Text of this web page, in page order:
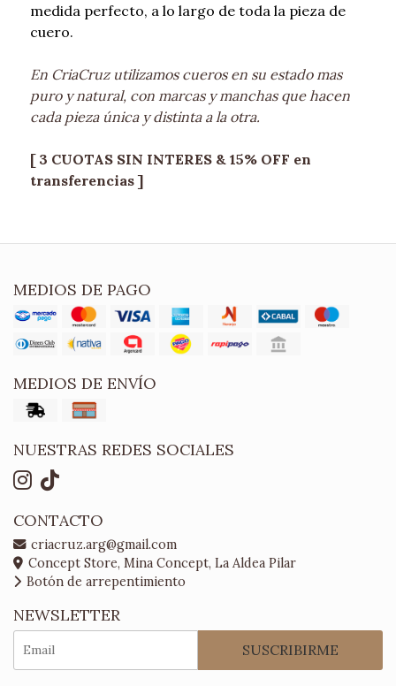
medida perfecto, a lo largo de toda la pieza de
cuero.
En CriaCruz utilizamos cueros en su estado mas
puro y natural, con marcas y manchas que hacen
cada pieza única y distinta a la otra.
[ 3 CUOTAS SIN INTERES & 15% OFF en
transferencias ]
MEDIOS DE PAGO
MEDIOS DE ENVÍO
NUESTRAS REDES SOCIALES
CONTACTO
criacruz.arg@gmail.com
Concept Store, Mina Concept, La Aldea Pilar
Botón de arrepentimiento
NEWSLETTER
SUSCRIBIRME